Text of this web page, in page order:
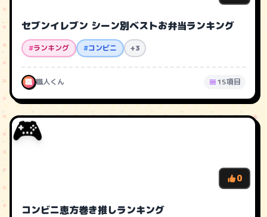
セブンイレブン シーン別ベストお弁当ランキング
#ランキング #コンビニ +3
職 職人くん 15項目
🎮
0
コンビニ恵方巻き推しランキング